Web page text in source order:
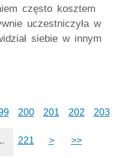
często kosztem
uczestniczyła w
siebie w innym
200 201 202 203
221 > >>